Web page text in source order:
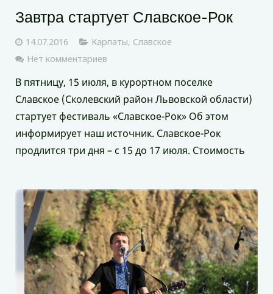
Завтра стартует Славское-Рок
14.07.2016 Карпаты, Славское
Нет комментариев
В пятницу, 15 июля, в курортном поселке
Славское (Сколевский район Львовской области)
стартует фестиваль «Славское-Рок» Об этом
информирует наш источник. Славское-Рок
продлится три дня – с 15 до 17 июля. Стоимость